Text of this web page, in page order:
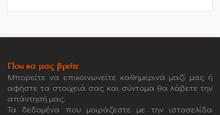
Που θα μας βρείτε
Μπορείτε να επικοινωνείτε καθημερινά μαζί μας ή
αφήστε τα στοιχειά σας και σύντομα θα λάβετε την
απάντησή μας.
Τα δεδομένα που μοιράζεστε με την ιστοσελίδα